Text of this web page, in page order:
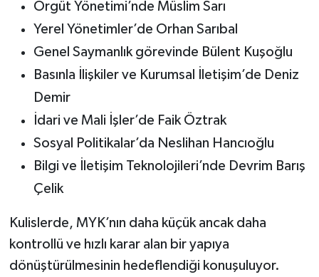
Örgüt Yönetimi’nde Müslim Sarı
Yerel Yönetimler’de Orhan Sarıbal
Genel Saymanlık görevinde Bülent Kuşoğlu
Basınla İlişkiler ve Kurumsal İletişim’de Deniz
Demir
İdari ve Mali İşler’de Faik Öztrak
Sosyal Politikalar’da Neslihan Hancıoğlu
Bilgi ve İletişim Teknolojileri’nde Devrim Barış
Çelik
Kulislerde, MYK’nın daha küçük ancak daha
kontrollü ve hızlı karar alan bir yapıya
dönüştürülmesinin hedeflendiği konuşuluyor.